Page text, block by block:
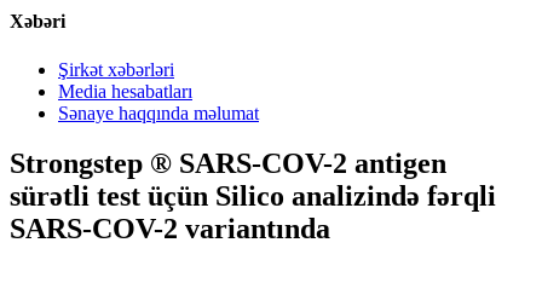
Xəbəri
Şirkət xəbərləri
Media hesabatları
Sənaye haqqında məlumat
Strongstep ® SARS-COV-2 antigen
sürətli test üçün Silico analizində fərqli
SARS-COV-2 variantında